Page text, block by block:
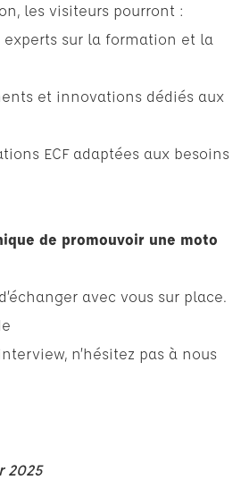
les visiteurs pourront :
experts sur la formation et la
et innovations dédiés aux
ECF adaptées aux besoins
de promouvoir une moto
avec vous sur place.
n’hésitez pas à nous
2025